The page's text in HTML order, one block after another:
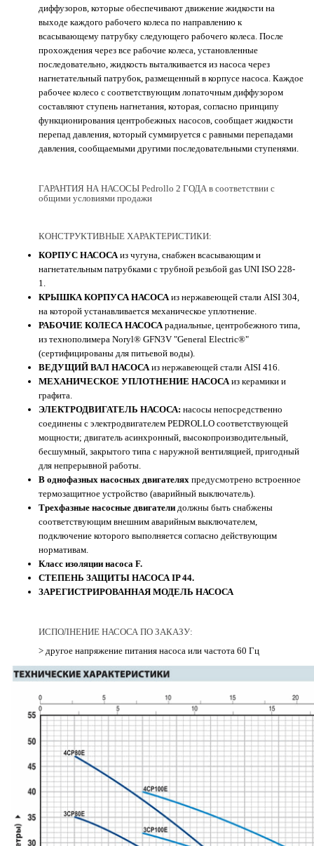
диффузоров, которые обеспечивают движение жидкости на
выходе каждого рабочего колеса по направлению к
всасывающему патрубку следующего рабочего колеса. После
прохождения через все рабочие колеса, установленные
последовательно, жидкость выталкивается из насоса через
нагнетательный патрубок, размещенный в корпусе насоса. Каждое
рабочее колесо с соответствующим лопаточным диффузором
составляют ступень нагнетания, которая, согласно принципу
функционирования центробежных насосов, сообщает жидкости
перепад давления, который суммируется с равными перепадами
давления, сообщаемыми другими последовательными ступенями.
ГАРАНТИЯ НА НАСОСЫ Pedrollo 2 ГОДА в соответствии с
общими условиями продажи
КОНСТРУКТИВНЫЕ ХАРАКТЕРИСТИКИ:
КОРПУС НАСОСА из чугуна, снабжен всасывающим и
нагнетательным патрубками с трубной резьбой gas UNI ISO 228-
1.
КРЫШКА КОРПУСА НАСОСА из нержавеющей стали AISI 304,
на которой устанавливается механическое уплотнение.
РАБОЧИЕ КОЛЕСА НАСОСА радиальные, центробежного типа,
из технополимера Noryl® GFN3V "General Electric®"
(сертифицированы для питьевой воды).
ВЕДУЩИЙ ВАЛ НАСОСА из нержавеющей стали AISI 416.
МЕХАНИЧЕСКОЕ УПЛОТНЕНИЕ НАСОСА из керамики и
графита.
ЭЛЕКТРОДВИГАТЕЛЬ НАСОСА: насосы непосредственно
соединены с электродвигателем PEDROLLO соответствующей
мощности; двигатель асинхронный, высокопроизводительный,
бесшумный, закрытого типа с наружной вентиляцией, пригодный
для непрерывной работы.
В однофазных насосных двигателях предусмотрено встроенное
термозащитное устройство (аварийный выключатель).
Трехфазные насосные двигатели должны быть снабжены
соответствующим внешним аварийным выключателем,
подключение которого выполняется согласно действующим
нормативам.
Класс изоляции насоса F.
СТЕПЕНЬ ЗАЩИТЫ НАСОСА IP 44.
ЗАРЕГИСТРИРОВАННАЯ МОДЕЛЬ НАСОСА
ИСПОЛНЕНИЕ НАСОСА ПО ЗАКАЗУ:
> другое напряжение питания насоса или частота 60 Гц